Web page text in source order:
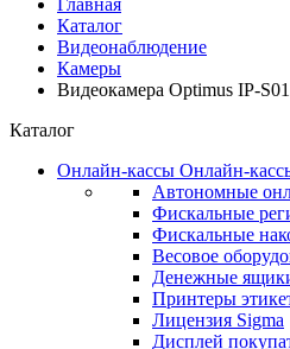
Главная
Каталог
Видеонаблюдение
Камеры
Видеокамера Optimus IP-
Каталог
Онлайн-кассы Онлайн-
Автономные
Фискальные
Фискальные
Весовое
Денежные
Принтеры
Лицензия Sigma
Дисплей